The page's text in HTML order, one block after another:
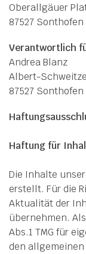
Oberallgäuer
87527 Sonthofen
Verantwortlich
Andrea Blanz
Albert-
87527 Sonthofen
Haftung für
Die Inhalte
erstellt. Für die
Aktualität der
übernehmen.
Abs.1 TMG für
den